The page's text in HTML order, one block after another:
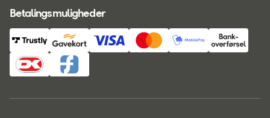
Betalingsmuligheder